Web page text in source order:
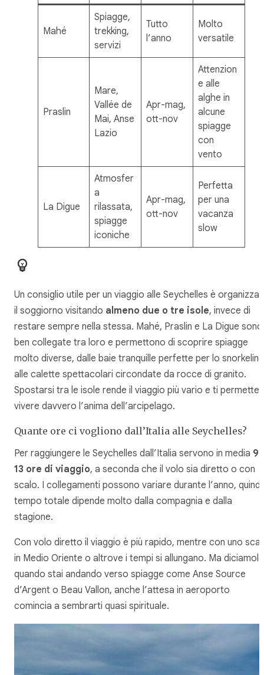
Mahé
Spiagge,
trekking,
servizi
Tutto
l’anno
Molto
versatile
Praslin
Mare,
Vallée de
Mai, Anse
Lazio
Apr-mag,
ott-nov
Attenzion
e alle
alghe in
alcune
spiagge
con
vento
La Digue
Atmosfer
a
rilassata,
spiagge
iconiche
Apr-mag,
ott-nov
Perfetta
per una
vacanza
slow
Un consiglio utile per un viaggio alle Seychelles è
il soggiorno visitando almeno due o tre isole, invece di
restare sempre nella stessa. Mahé, Praslin e La Digue sono
ben collegate tra loro e permettono di scoprire spiagge
molto diverse, dalle baie tranquille perfette per lo snorkeling
alle calette spettacolari circondate da rocce di granito.
Spostarsi tra le isole rende il viaggio più vario e ti permette
vivere davvero l’anima dell’arcipelago.
Quante ore ci vogliono dall’Italia alle Seychelles?
Per raggiungere le Seychelles dall’Italia servono in media 9-
13 ore di viaggio, a seconda che il volo sia diretto o con
scalo. I collegamenti possono variare durante l’anno, quindi
tempo totale dipende molto dalla compagnia e dalla
stagione.
Con volo diretto il viaggio è più rapido, mentre con uno
in Medio Oriente o altrove i tempi si allungano. Ma
quando stai andando verso spiagge come Anse Source
d’Argent o Beau Vallon, anche l’attesa in aeroporto
comincia a sembrarti quasi spirituale.